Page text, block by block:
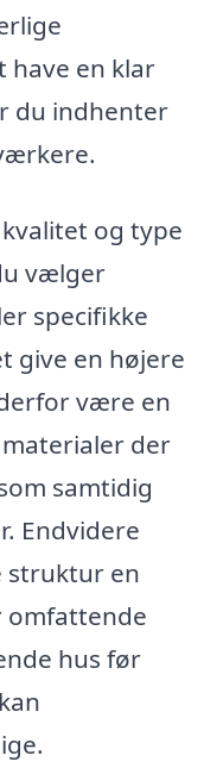
have en klar
du indhenter
og type
vælger
specifikke
give en højere
være en
der
samtidig
Endvidere
struktur en
omfattende
hus før